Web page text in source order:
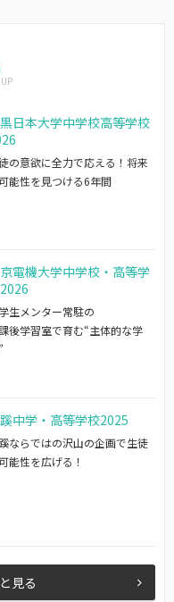
日本大学中学校高等学校
の意欲に全力で応える！将来
能性を見つける6年間
電機大学中学校・高等学
生メンター常駐の
後学習室で育む“主体的な学
中学・高等学校2025
ならではの沢山の企画で生徒
能性を広げる！
見る